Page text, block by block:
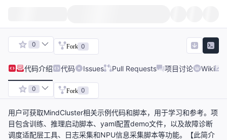
0 Fork 0
代码介绍 代码 Issues Pull Requests 项目讨论 Wiki
0 Fork 0
用户可获取MindCluster相关示例代码和脚本，用于学习和参考。项
目包含训练、推理启动脚本、yaml配置demo文件，以及故障诊断
调度适配层工具、日志采集和NPU信息采集脚本等功能。【此简介